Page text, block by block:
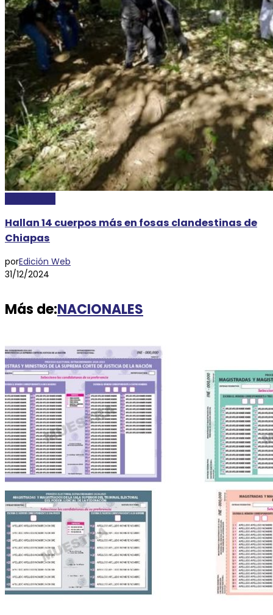
Hallan 14 cuerpos más en fosas clandestinas de
Chiapas
porEdición Web
31/12/2024
Más de:NACIONALES